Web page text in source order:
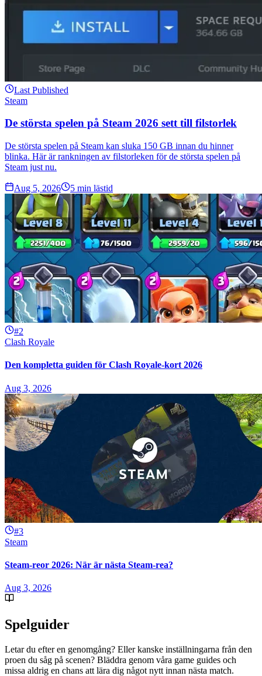
Last Published
Steam
De största spelen på Steam 2026 sett till filstorlek
De största spelen på Steam kan sluka 150 GB innan du hinner
blinka. Här är rankningen av filstorleken för de största spelen på
Steam just nu.
Aug 5, 2026 5 min lästid
#2
Clash Royale
Den kompletta guiden för Clash Royale-kort 2026
Aug 3, 2026
#3
Steam
Steam-reor 2026: När är nästa Steam-rea?
Aug 3, 2026
Spelguider
Letar du efter en genomgång? Eller kanske inställningarna från den
proen du såg på scenen? Bläddra genom våra game guides och
missa aldrig en chans att lära dig något nytt innan nästa match.